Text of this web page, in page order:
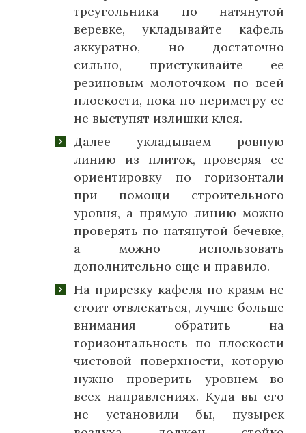
треугольника по натянутой
веревке, укладывайте кафель
аккуратно, но достаточно
сильно, пристукивайте ее
резиновым молоточком по всей
плоскости, пока по периметру ее
не выступят излишки клея.
Далее укладываем ровную
линию из плиток, проверяя ее
ориентировку по горизонтали
при помощи строительного
уровня, а прямую линию можно
проверять по натянутой бечевке,
а можно использовать
дополнительно еще и правило.
На прирезку кафеля по краям не
стоит отвлекаться, лучше больше
внимания обратить на
горизонтальность по плоскости
чистовой поверхности, которую
нужно проверить уровнем во
всех направлениях. Куда вы его
не установили бы, пузырек